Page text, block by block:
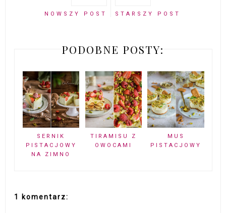
NOWSZY POST STARSZY POST
PODOBNE POSTY:
SERNIK
PISTACJOWY
NA ZIMNO
TIRAMISU Z
OWOCAMI
MUS
PISTACJOWY
1 komentarz: